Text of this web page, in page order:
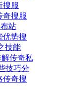
搜服
奇搜服
站
优势搜
技能
传奇私
技巧分
传奇搜